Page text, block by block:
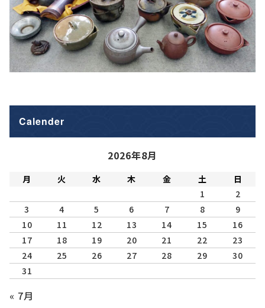
Calender
2026年8月
月 火 水 木 金 土
日
1
2
3
4 5 6 7 8
9
10
11 12 13 14 15
16
17
18 19 20 21 22
23
24
25 26 27 28 29
30
31
« 7月